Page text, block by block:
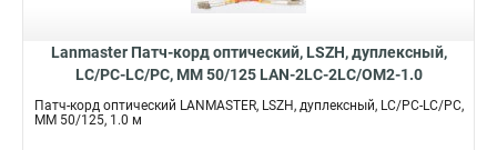
Lanmaster Патч-корд оптический, LSZH, дуплексный,
LC/PC-LC/PC, MM 50/125 LAN-2LC-2LC/OM2-1.0
Патч-корд оптический LANMASTER, LSZH, дуплексный, LC/PC-LC/PC,
MM 50/125, 1.0 м